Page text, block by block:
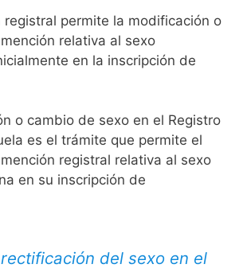
registral permite la modificación o
relativa al sexo
en la inscripción de
o cambio de sexo en el Registro
es el trámite que permite el
registral relativa al sexo
en su inscripción de
del sexo en el